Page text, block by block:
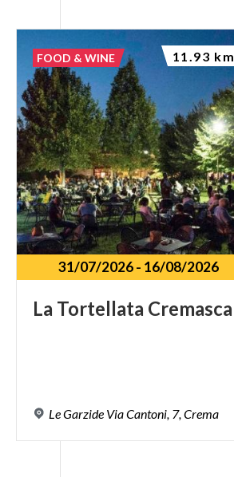
31/07/2026- 16/08/2026
La Tortellata Cremasca
LeGarzide ViaCantoni, 7,Crema
FOOD & WINE 11.93 km